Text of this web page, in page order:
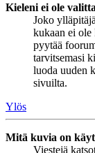
Kieleni ei ole
Joko
kukaan ei
pyytää
tarvitsemasi
luoda uuden
sivuilta.
Ylös
Mitä kuvia on
Viestejä